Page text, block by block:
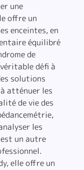
une
offre un
enceintes, en
équilibré
de
défi à
solutions
atténuer les
de vie des
les
un autre
elle offre un